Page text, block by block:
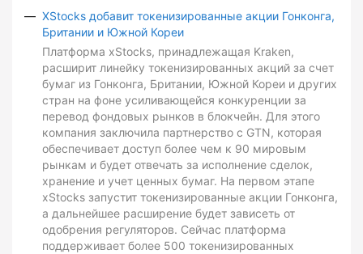
XStocks добавит токенизированные акции Гонконга,
Британии и Южной Кореи
Платформа xStocks, принадлежащая Kraken,
расширит линейку токенизированных акций за счет
бумаг из Гонконга, Британии, Южной Кореи и других
стран на фоне усиливающейся конкуренции за
перевод фондовых рынков в блокчейн. Для этого
компания заключила партнерство с GTN, которая
обеспечивает доступ более чем к 90 мировым
рынкам и будет отвечать за исполнение сделок,
хранение и учет ценных бумаг. На первом этапе
xStocks запустит токенизированные акции Гонконга,
а дальнейшее расширение будет зависеть от
одобрения регуляторов. Сейчас платформа
поддерживает более 500 токенизированных